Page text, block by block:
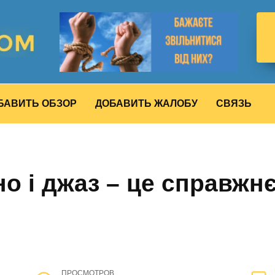
ОБЗОР ДОБАВИТЬ ЖАЛОБУ СВЯЗЬ
і джаз – це
ПРОСМОТРОВ